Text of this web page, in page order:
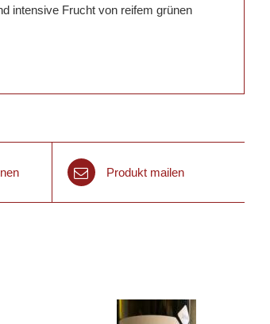
intensive Frucht von reifem grünen
Produkt mailen